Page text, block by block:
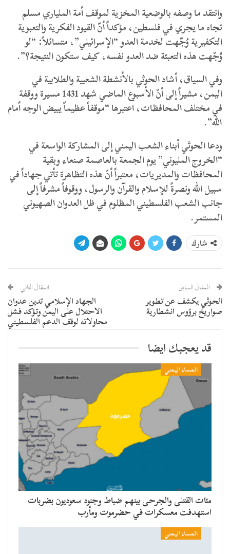
وانتقد ما وصفه بالوضعية المخزية لموقف أمة الملياري مسلم
تجاه ما يجري في فلسطين، مؤكداً أنّ القيود الفكرية والتعبوية
التكفيرية وُجّهت لخدمة العدو “الإسرائيلي”، متسائلاً: “لو
وُجّهت هذه التعبئة ضد العدو نفسه، كيف ستكون النتيجة؟”.
وفي السياق، أشاد الحوثي بالأنشطة الشعبية والطلابية في
اليمن، مشيراً إلى أنّ الأسبوع الماضي شهد 1431 مسيرة ووقفة
في مختلف المحافظات، اعتبرها “موقفاً عظيماً يبيض الوجه أمام
الله”.
ودعا الحوثي أبناء الشعب اليمني إلى المشاركة الواسعة في
“الخروج المليوني” يوم الجمعة بالعاصمة صنعاء وبقية
المحافظات والمديريات، معتبراً أنّ هذه التظاهرة تأتي جهاداً في
سبيل الله ونصرةً للإسلام والقرآن والرسول، ووقوفاً مشرفاً إلى
جانب الشعب الفلسطيني المظلوم في ظل العدوان الصهيوني
المستمر.
شارك
المقال السابق
الحوثي يكشف عن تطوير
صواريخ برؤوس انشطارية
المقال التالي
الجهاد الإسلامي تدين عدوان
الاحتلال على اليمن وتؤكد فشل
محاولاته لوقف الدعم الفلسطيني
قد يعجبك ايضا
المساء اليمني
مئات القتلى والجرحى بينهم ضباط وجنود سعوديون بضربات
استهدفت معسكرات في حضرموت ومأرب
المساء اليمني